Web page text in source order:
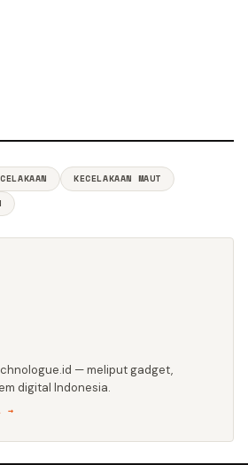
KECELAKAAN MAUT
— meliput gadget,
digital Indonesia.
→